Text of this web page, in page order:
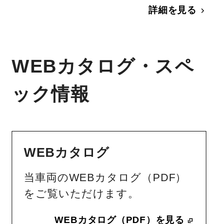
詳細を見る
WEBカタログ・スペ
ック情報
WEBカタログ
当車両のWEBカタログ（PDF）
をご覧いただけます。
WEBカタログ（PDF）を見る